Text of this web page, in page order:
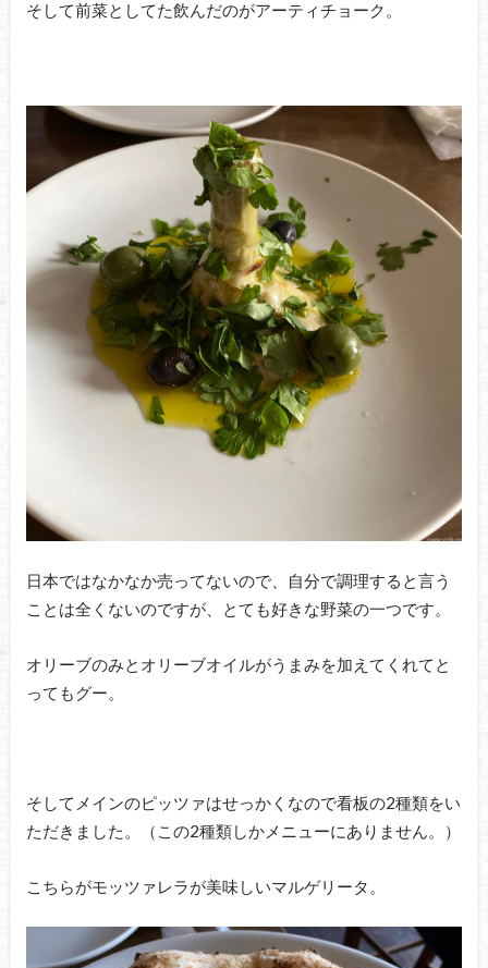
そして前菜としてた飲んだのがアーティチョーク。
日本ではなかなか売ってないので、自分で調理すると言う
ことは全くないのですが、とても好きな野菜の一つです。
オリーブのみとオリーブオイルがうまみを加えてくれてと
ってもグー。
そしてメインのピッツァはせっかくなので看板の2種類をい
ただきました。（この2種類しかメニューにありません。）
こちらがモッツァレラが美味しいマルゲリータ。